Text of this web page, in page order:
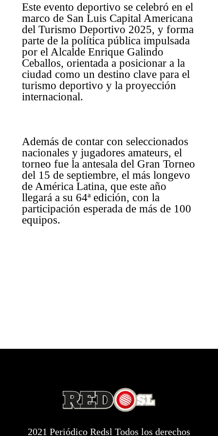
Este evento deportivo se celebró en el
marco de San Luis Capital Americana
del Turismo Deportivo 2025, y forma
parte de la política pública impulsada
por el Alcalde Enrique Galindo
Ceballos, orientada a posicionar a la
ciudad como un destino clave para el
turismo deportivo y la proyección
internacional.
Además de contar con seleccionados
nacionales y jugadores amateurs, el
torneo fue la antesala del Gran Torneo
del 15 de septiembre, el más longevo
de América Latina, que este año
llegará a su 64ª edición, con la
participación esperada de más de 100
equipos.
2021 Periódico Redsl Todos los derechos